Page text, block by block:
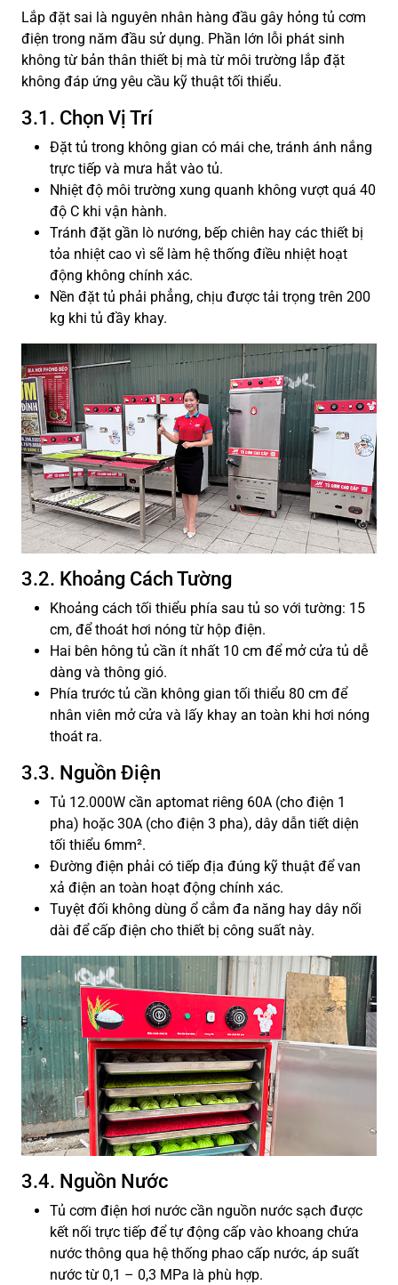
Lắp đặt sai là nguyên nhân hàng đầu gây hỏng tủ cơm
điện trong năm đầu sử dụng. Phần lớn lỗi phát sinh
không từ bản thân thiết bị mà từ môi trường lắp đặt
không đáp ứng yêu cầu kỹ thuật tối thiểu.
3.1. Chọn Vị Trí
Đặt tủ trong không gian có mái che, tránh ánh nắng
trực tiếp và mưa hắt vào tủ.
Nhiệt độ môi trường xung quanh không vượt quá 40
độ C khi vận hành.
Tránh đặt gần lò nướng, bếp chiên hay các thiết bị
tỏa nhiệt cao vì sẽ làm hệ thống điều nhiệt hoạt
động không chính xác.
Nền đặt tủ phải phẳng, chịu được tải trọng trên 200
kg khi tủ đầy khay.
3.2. Khoảng Cách Tường
Khoảng cách tối thiểu phía sau tủ so với tường: 15
cm, để thoát hơi nóng từ hộp điện.
Hai bên hông tủ cần ít nhất 10 cm để mở cửa tủ dễ
dàng và thông gió.
Phía trước tủ cần không gian tối thiểu 80 cm để
nhân viên mở cửa và lấy khay an toàn khi hơi nóng
thoát ra.
3.3. Nguồn Điện
Tủ 12.000W cần aptomat riêng 60A (cho điện 1
pha) hoặc 30A (cho điện 3 pha), dây dẫn tiết diện
tối thiểu 6mm².
Đường điện phải có tiếp địa đúng kỹ thuật để van
xả điện an toàn hoạt động chính xác.
Tuyệt đối không dùng ổ cắm đa năng hay dây nối
dài để cấp điện cho thiết bị công suất này.
3.4. Nguồn Nước
Tủ cơm điện hơi nước cần nguồn nước sạch được
kết nối trực tiếp để tự động cấp vào khoang chứa
nước thông qua hệ thống phao cấp nước, áp suất
nước từ 0,1 – 0,3 MPa là phù hợp.